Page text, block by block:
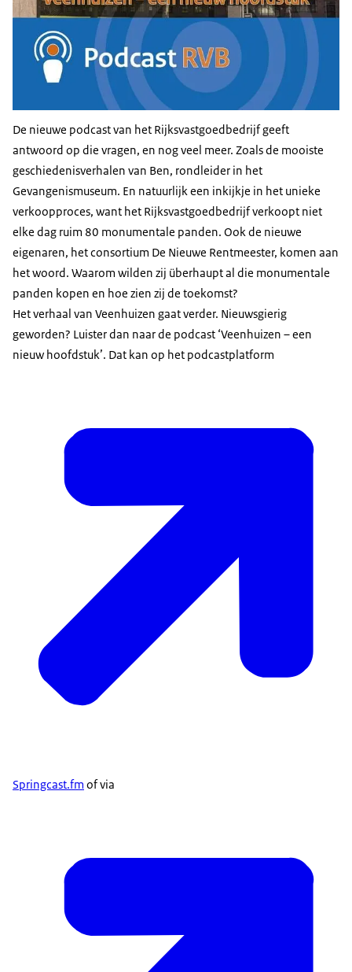
De nieuwe podcast van het Rijksvastgoedbedrijf geeft
antwoord op die vragen, en nog veel meer. Zoals de mooiste
geschiedenisverhalen van Ben, rondleider in het
Gevangenismuseum. En natuurlijk een inkijkje in het unieke
verkoopproces, want het Rijksvastgoedbedrijf verkoopt niet
elke dag ruim 80 monumentale panden. Ook de nieuwe
eigenaren, het consortium De Nieuwe Rentmeester, komen aan
het woord. Waarom wilden zij überhaupt al die monumentale
panden kopen en hoe zien zij de toekomst?
Het verhaal van Veenhuizen gaat verder. Nieuwsgierig
geworden? Luister dan naar de podcast ‘Veenhuizen – een
nieuw hoofdstuk’. Dat kan op het podcastplatform
Springcast.fm of via